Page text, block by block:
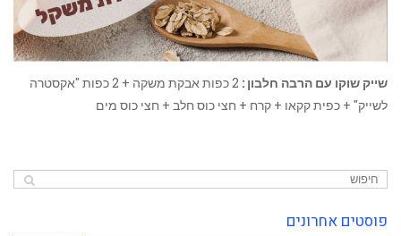
שייק שוקו עם הרבה חלבון :
2 כפות אבקת משקה + 2 כפות "אקסטרה
לשייק" + כפית קקאו + קרח + חצי כוס חלב + חצי כוס מים
פוסטים אחרונים